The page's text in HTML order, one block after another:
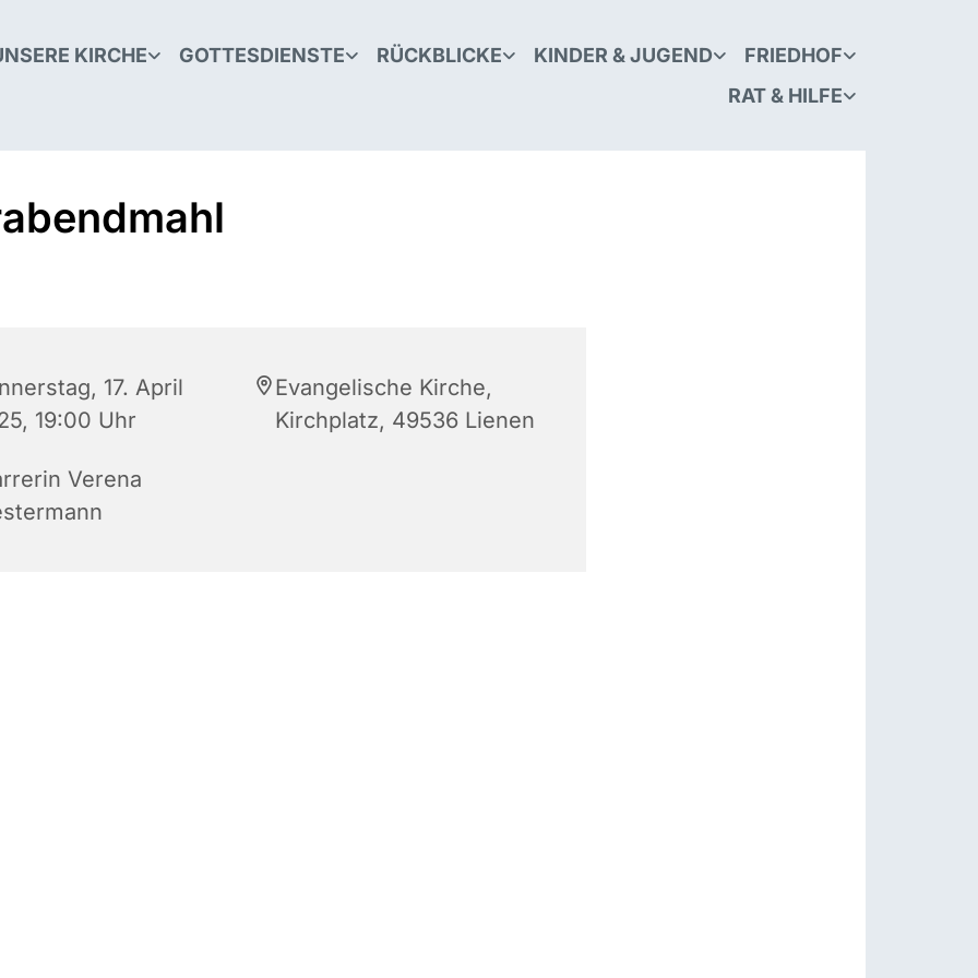
KIRCHE GOTTESDIENSTE RÜCKBLICKE KINDER & JUGEND
FRIEDHOF
RAT & HILFE
17. April
19:00 Uhr
Evangelische Kirche,
Kirchplatz, 49536 Lienen
Verena